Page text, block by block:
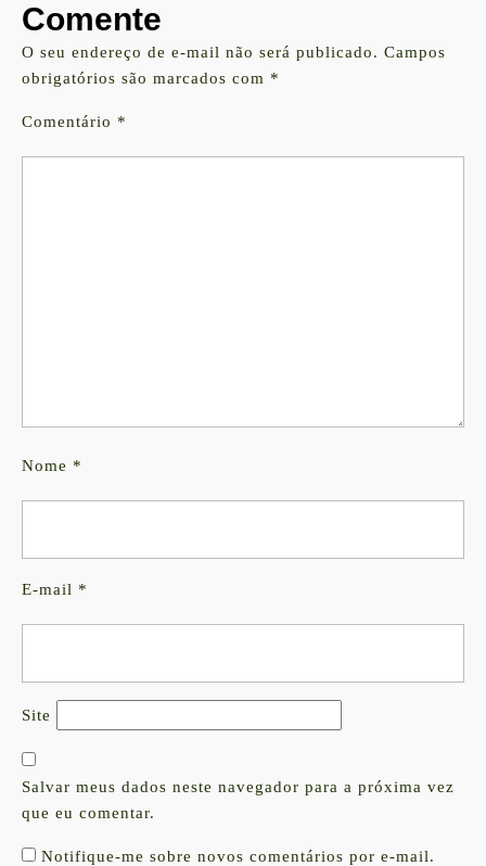
Comente
O seu endereço de e-mail não será publicado. Campos
obrigatórios são marcados com *
Comentário *
Nome *
E-mail *
Site
Salvar meus dados neste navegador para a próxima vez
que eu comentar.
Notifique-me sobre novos comentários por e-mail.